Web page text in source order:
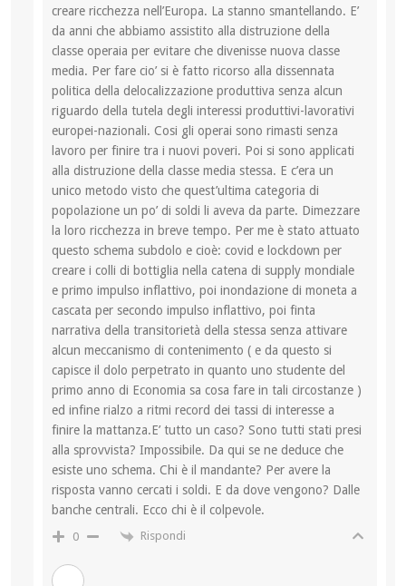
creare ricchezza nell’Europa. La stanno smantellando. E’
da anni che abbiamo assistito alla distruzione della
classe operaia per evitare che divenisse nuova classe
media. Per fare cio’ si è fatto ricorso alla dissennata
politica della delocalizzazione produttiva senza alcun
riguardo della tutela degli interessi produttivi-lavorativi
europei-nazionali. Cosi gli operai sono rimasti senza
lavoro per finire tra i nuovi poveri. Poi si sono applicati
alla distruzione della classe media stessa. E c’era un
unico metodo visto che quest’ultima categoria di
popolazione un po’ di soldi li aveva da parte. Dimezzare
la loro ricchezza in breve tempo. Per me è stato attuato
questo schema subdolo e cioè: covid e lockdown per
creare i colli di bottiglia nella catena di supply mondiale
e primo impulso inflattivo, poi inondazione di moneta a
cascata per secondo impulso inflattivo, poi finta
narrativa della transitorietà della stessa senza attivare
alcun meccanismo di contenimento ( e da questo si
capisce il dolo perpetrato in quanto uno studente del
primo anno di Economia sa cosa fare in tali circostanze )
ed infine rialzo a ritmi record dei tassi di interesse a
finire la mattanza.E’ tutto un caso? Sono tutti stati presi
alla sprovvista? Impossibile. Da qui se ne deduce che
esiste uno schema. Chi è il mandante? Per avere la
risposta vanno cercati i soldi. E da dove vengono? Dalle
banche centrali. Ecco chi è il colpevole.
0 Rispondi